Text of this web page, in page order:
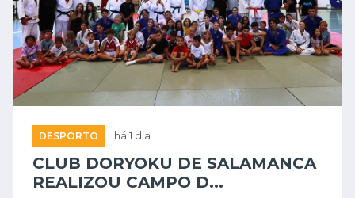
DESPORTO há 1 dia
CLUB DORYOKU DE SALAMANCA
REALIZOU CAMPO D...